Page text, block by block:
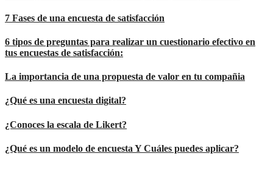
7 Fases de una encuesta de satisfacción
6 tipos de preguntas para realizar un cuestionario efectivo en
tus encuestas de satisfacción:
La importancia de una propuesta de valor en tu compañia
¿Qué es una encuesta digital?
¿Conoces la escala de Likert?
¿Qué es un modelo de encuesta Y Cuáles puedes aplicar?